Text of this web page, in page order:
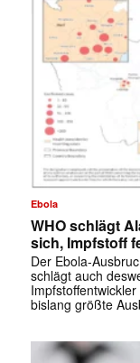
Ebola
WHO schlägt
sich, Impfstoff
Der Ebola-
schlägt auch
bislang größte